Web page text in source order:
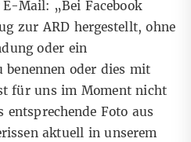
Mail: „Bei Facebook
zur ARD hergestellt, ohne
oder ein
oder dies mit
für uns im Moment nicht
Foto aus
aktuell in unserem